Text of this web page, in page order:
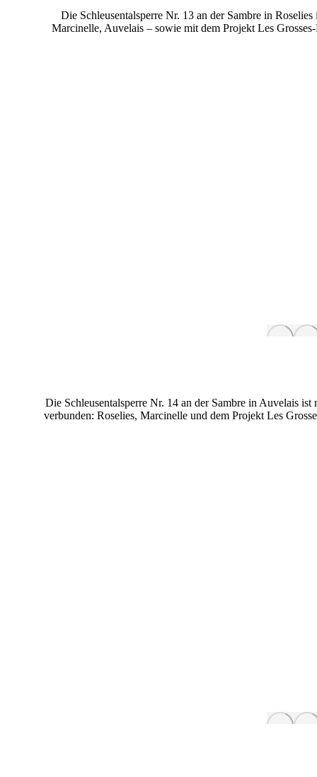
Die Schleusentalsperre Nr. 13 an der Sambre in
Marcinelle, Auvelais – sowie mit dem Projekt Les
Die Schleusentalsperre Nr. 14 an der Sambre in Auvelais
verbunden: Roselies, Marcinelle und dem Projekt Les